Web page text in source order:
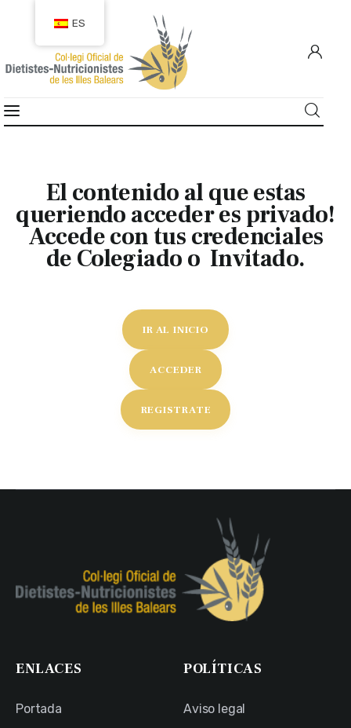
EMPLEO
CIUDADANÍA
RECURSOS
TRANSPARENCIA
El contenido al que estas
queriendo acceder es privado!
Accede con tus credenciales
de Colegiado o Invitado.
IR AL INICIO
ACCEDER
REGISTRATE
ENLACES
Portada
POLÍTICAS
Aviso legal
ES